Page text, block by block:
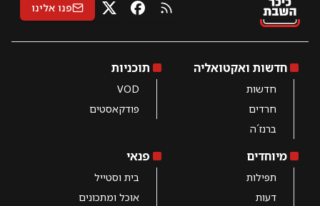
RSS פייסבוק
X פנו אלינו
חדשות ואקטואליה
חדשות
חרדים
ברנז´ה
תוכניות
VOD
פודקאסטים
מיוחדים
תפילות
דעות
פנאי
בית וסטייל
אוכל ומתכונים